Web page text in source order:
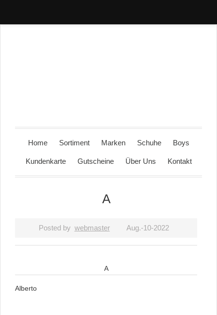
Home Sortiment Marken Schuhe Boys
Kundenkarte Gutscheine Über Uns Kontakt
A
Posted by webmaster Aug.-10-2022
A
Alberto